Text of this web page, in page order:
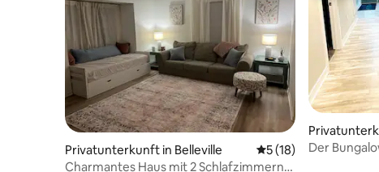
Privatunterkunft in Belleville Durchschnittliche
5 (18)
Charmantes Haus mit 2 Schlafzimmern
Der